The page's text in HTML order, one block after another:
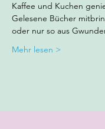
Kaffee und Kuchen
Gelesene Bücher
oder nur so aus
Mehr lesen >